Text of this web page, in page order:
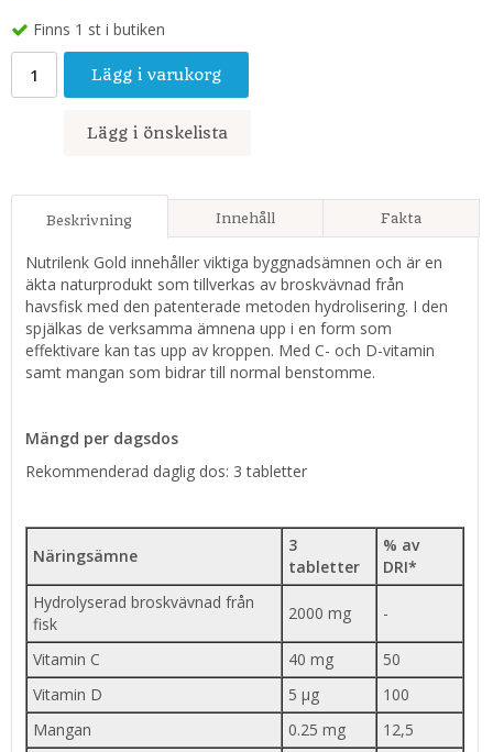
Finns 1 st i butiken
Lägg i varukorg
Lägg i önskelista
Beskrivning Innehåll Fakta
Nutrilenk Gold innehåller viktiga byggnadsämnen och är en
äkta naturprodukt som tillverkas av broskvävnad från
havsfisk med den patenterade metoden hydrolisering. I den
spjälkas de verksamma ämnena upp i en form som
effektivare kan tas upp av kroppen. Med C- och D-vitamin
samt mangan som bidrar till normal benstomme.
Mängd per dagsdos
Rekommenderad daglig dos: 3 tabletter
Näringsämne
3
tabletter
% av
DRI*
Hydrolyserad broskvävnad från
fisk
2000 mg -
Vitamin C 40 mg
50
Vitamin D
5 µg
100
Mangan
0.25 mg
12,5